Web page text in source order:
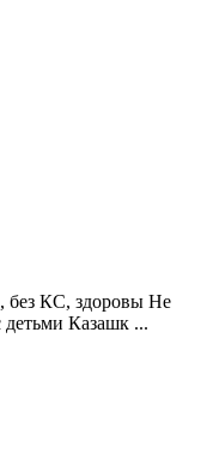
без КС, здоровы Не
детьми Казашк ...